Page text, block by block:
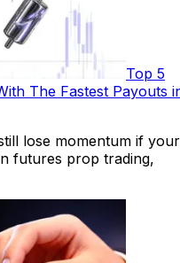
Top 5
The Fastest Payouts
lose momentum if your
futures prop trading,